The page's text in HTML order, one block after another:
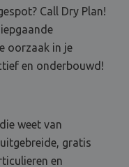
Call Dry Plan!
oorzaak in je
en onderbouwd!
weet van
gratis
en